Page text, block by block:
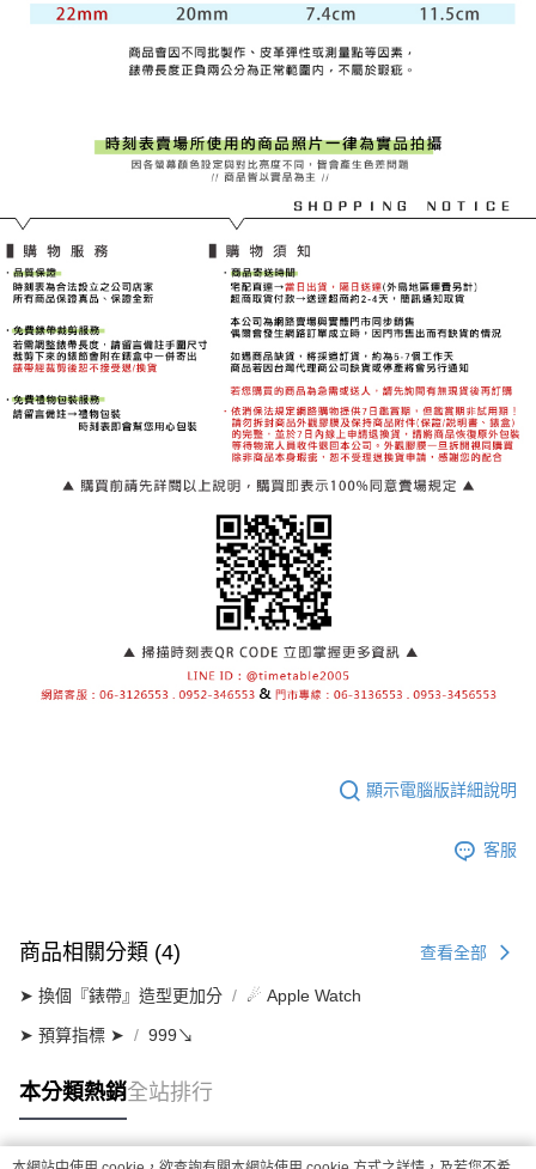
顯示電腦版詳細說明
客服
商品相關分類 (4) 查看全部
➤ 換個『錶帶』造型更加分 ☄ Apple Watch
➤ 預算指標 ➤ 999↘
本分類熱銷全站排行